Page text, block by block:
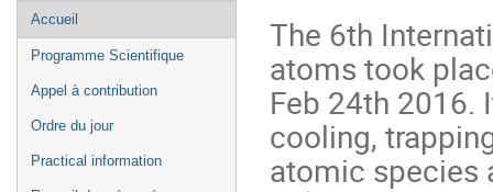
Menu
de
l'événement
Accueil
Programme Scientifique
Appel à contribution
Ordre du jour
Practical information
The 6th
atoms took
Feb 24th 2016.
cooling,
atomic species